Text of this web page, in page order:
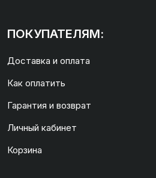
ПОКУПАТЕЛЯМ:
Доставка и оплата
Как оплатить
Гарантия и возврат
Личный кабинет
Корзина